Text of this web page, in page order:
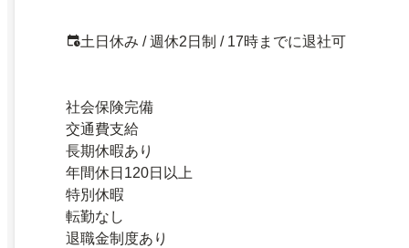
土日休み / 週休2日制 / 17時までに退社可
社会保険完備
交通費支給
長期休暇あり
年間休日120日以上
特別休暇
転勤なし
退職金制度あり